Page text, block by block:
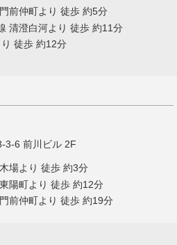
前仲町より 徒歩 約5分
清澄白河より 徒歩 約11分
徒歩 約12分
3-6 前川ビル 2F
場より 徒歩 約3分
陽町より 徒歩 約12分
前仲町より 徒歩 約19分